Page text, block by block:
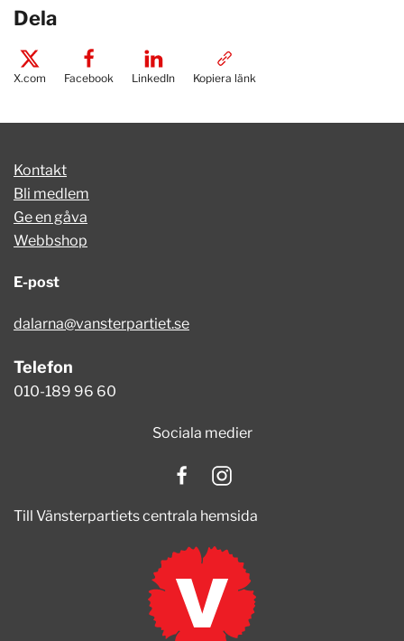
Dela
X.com Facebook LinkedIn Kopiera länk
Kontakt
Bli medlem
Ge en gåva
Webbshop
E-post
dalarna@vansterpartiet.se
Telefon
010-189 96 60
Sociala medier
Till Vänsterpartiets centrala hemsida